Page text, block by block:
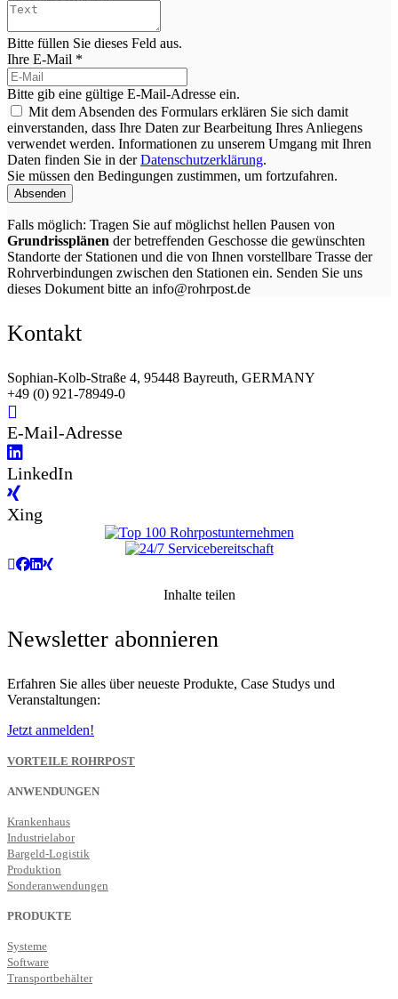
Bitte füllen Sie dieses Feld aus.
Ihre E-Mail *
Bitte gib eine gültige E-Mail-Adresse ein.
Mit dem Absenden des Formulars erklären Sie sich damit
einverstanden, dass Ihre Daten zur Bearbeitung Ihres Anliegens
verwendet werden. Informationen zu unserem Umgang mit Ihren
Daten finden Sie in derDatenschutzerklärung.
Sie müssen den Bedingungen zustimmen, um fortzufahren.
Absenden
Falls möglich: Tragen Sie auf möglichst hellen Pausen von
Grundrissplänen der betreffenden Geschosse die gewünschten
Standorte der Stationen und die von Ihnen vorstellbare Trasse der
Rohrverbindungen zwischen den Stationen ein. Senden Sie uns
dieses Dokument bitte an info@rohrpost.de
Kontakt
Sophian-Kolb-Straße 4, 95448 Bayreuth, GERMANY
+49 (0) 921-78949-0
E-Mail-Adresse
LinkedIn
Xing
Inhalte teilen
Newsletter abonnieren
Erfahren Sie alles über neueste Produkte, Case Studys und
Veranstaltungen:
Jetzt anmelden!
VORTEILE ROHRPOST
ANWENDUNGEN
Krankenhaus
Industrielabor
Bargeld-Logistik
Produktion
Sonderanwendungen
PRODUKTE
Systeme
Software
Transportbehälter